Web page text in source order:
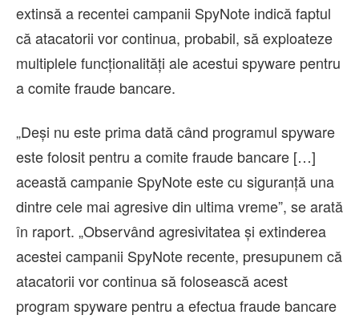
extinsă a recentei campanii SpyNote indică faptul
că atacatorii vor continua, probabil, să exploateze
multiplele funcționalități ale acestui spyware pentru
a comite fraude bancare.
„Deși nu este prima dată când programul spyware
este folosit pentru a comite fraude bancare […]
această campanie SpyNote este cu siguranță una
dintre cele mai agresive din ultima vreme”, se arată
în raport. „Observând agresivitatea și extinderea
acestei campanii SpyNote recente, presupunem că
atacatorii vor continua să folosească acest
program spyware pentru a efectua fraude bancare